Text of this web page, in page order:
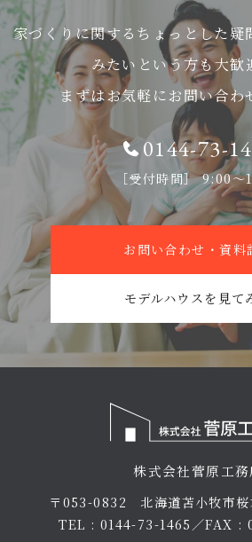
家づくりに関するちょっとした疑
みたいという方も大歓
まずはお気軽にお問い合わ
0144-73-
［受付時間］ 9:00〜
お問い合わせ・資料
モデルハウスを見て
株式会社菅原工務
〒053-0832 北海道苫小牧市桜
TEL : 0144-73-1465／FAX :